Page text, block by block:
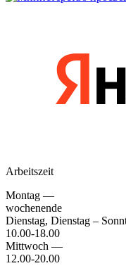
Arbeitszeit
Montag —
wochenende
Dienstag, Dienstag –
10.00-18.00
Mittwoch —
12.00-20.00